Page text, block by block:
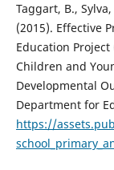
Taggart, B.,
(2015). Effective
Education Project
Children and
Developmental
Department for
https://